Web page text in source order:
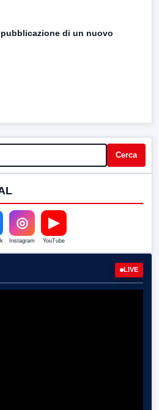
di un nuovo
Cerca
◎
Instagram
▶
YouTube
LIVE